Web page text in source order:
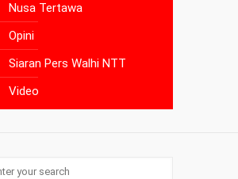
Nusa Tertawa
Opini
Siaran Pers Walhi NTT
Video